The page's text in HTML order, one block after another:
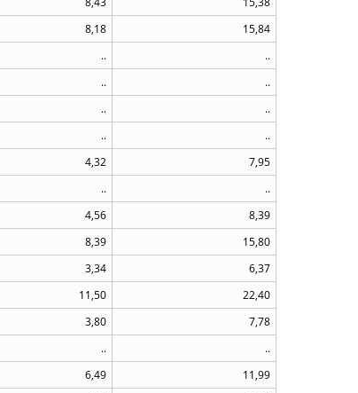
8,18
15,84
..
..
..
..
..
..
..
..
4,32
7,95
..
..
4,56
8,39
8,39
15,80
3,34
6,37
11,50
22,40
3,80
7,78
..
..
6,49
11,99